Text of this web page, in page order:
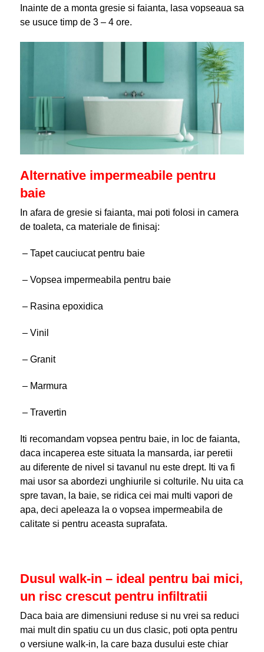
Inainte de a monta gresie si faianta, lasa vopseaua sa
se usuce timp de 3 – 4 ore.
Alternative impermeabile pentru
baie
In afara de gresie si faianta, mai poti folosi in camera
de toaleta, ca materiale de finisaj:
– Tapet cauciucat pentru baie
– Vopsea impermeabila pentru baie
– Rasina epoxidica
– Vinil
– Granit
– Marmura
– Travertin
Iti recomandam vopsea pentru baie, in loc de faianta,
daca incaperea este situata la mansarda, iar peretii
au diferente de nivel si tavanul nu este drept. Iti va fi
mai usor sa abordezi unghiurile si colturile. Nu uita ca
spre tavan, la baie, se ridica cei mai multi vapori de
apa, deci apeleaza la o vopsea impermeabila de
calitate si pentru aceasta suprafata.
Dusul walk-in – ideal pentru bai mici,
un risc crescut pentru infiltratii
Daca baia are dimensiuni reduse si nu vrei sa reduci
mai mult din spatiu cu un dus clasic, poti opta pentru
o versiune walk-in, la care baza dusului este chiar